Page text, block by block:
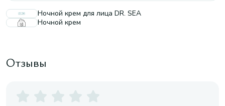
Ночной крем для лица DR. SEA
Ночной крем
Отзывы